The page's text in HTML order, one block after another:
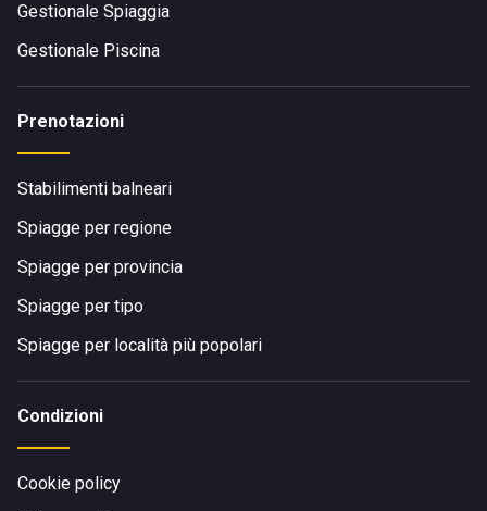
Gestionale Spiaggia
Gestionale Piscina
Prenotazioni
Stabilimenti balneari
Spiagge per regione
Spiagge per provincia
Spiagge per tipo
Spiagge per località più popolari
Condizioni
Cookie policy